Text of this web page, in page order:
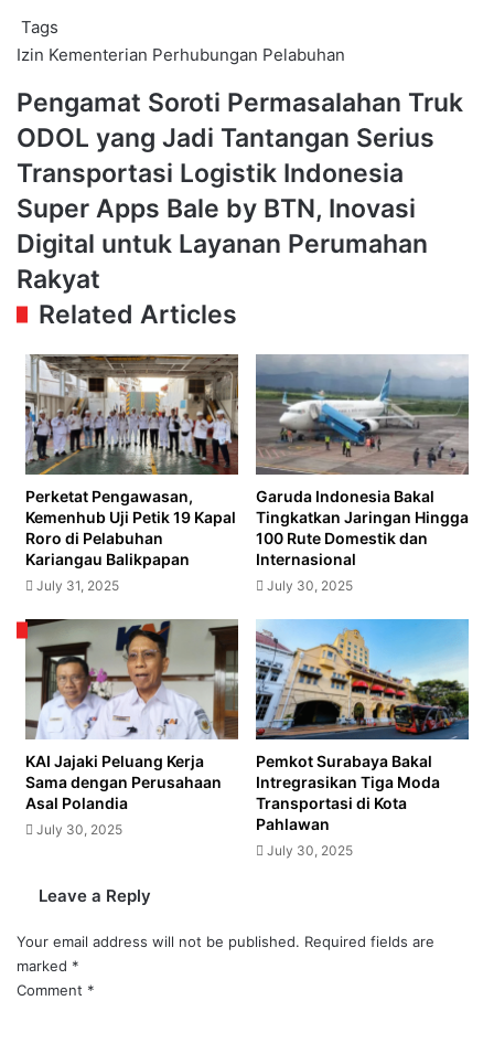
Tags
Izin Kementerian Perhubungan Pelabuhan
Pengamat
Soroti
Permasalahan
Truk
ODOL
yang
Jadi
Tantangan
Serius
Transportasi
Logistik
Pengamat Soroti Permasalahan Truk
ODOL yang Jadi Tantangan Serius
Transportasi Logistik Indonesia
Super
Apps
Bale
by
BTN,
Inovasi
untuk
Layanan
Perumahan
Rakyat
Super Apps Bale by BTN, Inovasi
Digital untuk Layanan Perumahan
Rakyat
Related Articles
Perketat Pengawasan,
Kemenhub Uji Petik 19 Kapal
Roro di Pelabuhan
Kariangau Balikpapan
July 31, 2025
Garuda Indonesia Bakal
Tingkatkan Jaringan Hingga
100 Rute Domestik dan
Internasional
July 30, 2025
KAI Jajaki Peluang Kerja
Sama dengan Perusahaan
Asal Polandia
July 30, 2025
Pemkot Surabaya Bakal
Intregrasikan Tiga Moda
Transportasi di Kota
Pahlawan
July 30, 2025
Leave a Reply
Your email address will not be published. Required fields are
marked *
Comment *